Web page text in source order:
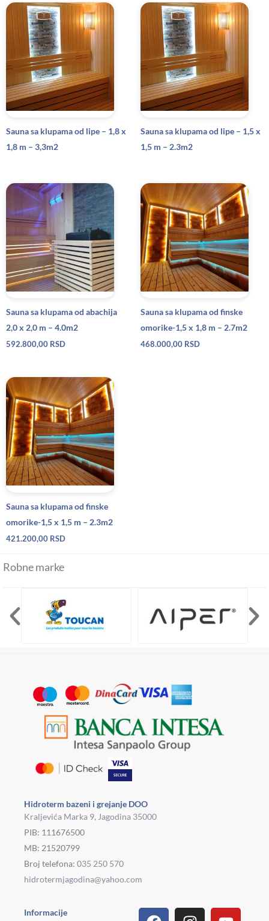
Sauna sa klupama od lipe – 1,8 x
1,8 m – 3,3m2
Sauna sa klupama od lipe – 1,5 x
1,5 m – 2.3m2
Sauna sa klupama od abachija
2,0 x 2,0 m – 4.0m2
592.800,00 RSD
Sauna sa klupama od finske
omorike-1,5 x 1,8 m – 2.7m2
468.000,00 RSD
Sauna sa klupama od finske
omorike-1,5 x 1,5 m – 2.3m2
421.200,00 RSD
Robne marke
Hidroterm bazeni i grejanje DOO
Kraljevića Marka 9, Jagodina 35000
PIB: 111676500
MB: 21520799
Broj telefona: 035 250 570
hidrotermjagodina@yahoo.com
Informacije FacebookInstagram
Linkedin
Viber
TiktokPinterest